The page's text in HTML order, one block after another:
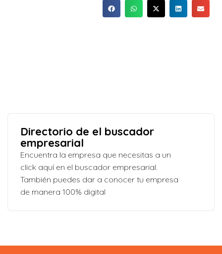
Directorio de el buscador
empresarial
Encuentra la empresa que necesitas a un
click aquí en el buscador empresarial.
También puedes dar a conocer tu empresa
de manera 100% digital